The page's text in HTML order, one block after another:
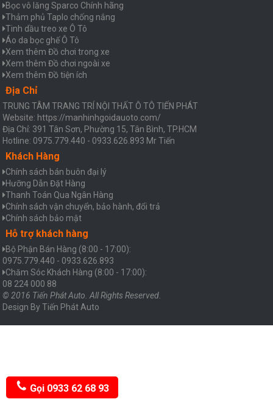
Bọc vô lăng Sparco Chính hãng
Thảm phủ Taplo chống nắng
Tinh dầu treo xe Ô Tô
Áo da bọc ghế Ô Tô
Xem thêm Đồ chơi trong xe
Xem thêm Đồ chơi ngoài xe
Xem thêm Đồ tiện ích
Địa Chỉ
TRUNG TÂM TRANG TRÍ NỘI THẤT Ô TÔ TIẾN PHÁT
Website: https://manhinhgoidauoto.com/
Địa Chỉ: 391 Tân Sơn, Phường 15, Tân Bình, TP.HCM
Hotline: 0975.779.440 - 0933.626.893 Mr Tiến
Khách Hàng
Chính sách bán buôn đại lý
Hưỡng Dẫn Đặt Hàng
Thanh Toán Qua Ngân Hàng
Chính sách vận chuyển, bảo hành, đổi trả
Chính sách bảo mật
Hỗ trợ khách hàng
Bộ Phận Bán Hàng (8:00 - 17:00):
0975.779.440 - 0933.626.893
Chăm Sóc Khách Hàng (8:00 - 17:00):
08 224 000 88
© 2016 Tiến Phát Auto. All Rights Reserved.
Design ByTiến Phát Auto
Gọi 0933 62 68 93